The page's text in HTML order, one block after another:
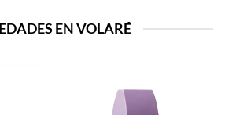
EN VOLARÉ